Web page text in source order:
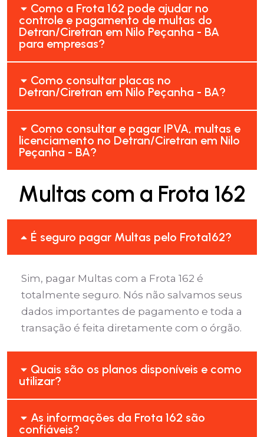
Como a Frota 162 pode ajudar no
controle e pagamento de multas do
Detran/Ciretran em Nilo Peçanha - BA
para empresas?
Como consultar placas no
Detran/Ciretran em Nilo Peçanha - BA?
Como consultar e pagar IPVA, multas e
licenciamento no Detran/Ciretran em Nilo
Peçanha - BA?
Multas com a Frota 162
É seguro pagar Multas pelo Frota162?
Sim, pagar Multas com a Frota 162 é
totalmente seguro. Nós não salvamos seus
dados importantes de pagamento e toda a
transação é feita diretamente com o órgão.
Quais são os planos disponíveis e como
utilizar?
As informações da Frota 162 são
confiáveis?